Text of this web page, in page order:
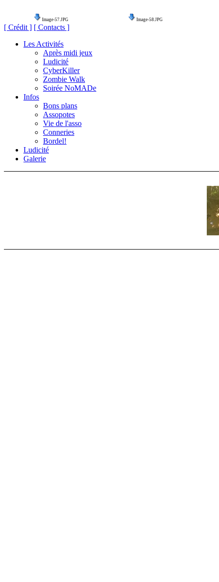
Image-57.JPG Image-58.JPG
[ Crédit ] [ Contacts ]
Les Activités
Après midi jeux
Ludicité
CyberKiller
Zombie Walk
Soirée NoMADe
Infos
Bons plans
Assopotes
Vie de l'asso
Conneries
Bordel!
Ludicité
Galerie